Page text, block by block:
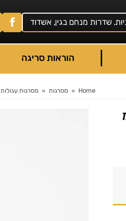
שדרות מנחם בגין, אשדוד
הוראות סריגה
Home מסרגות מסרגות עגולות
ס"מ